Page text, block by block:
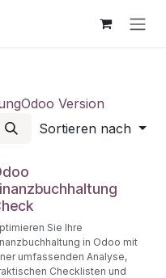
Odoo Version
Sortieren nach
Sie Ihre
in Odoo mit
umfassenden Analyse,
Checklisten und